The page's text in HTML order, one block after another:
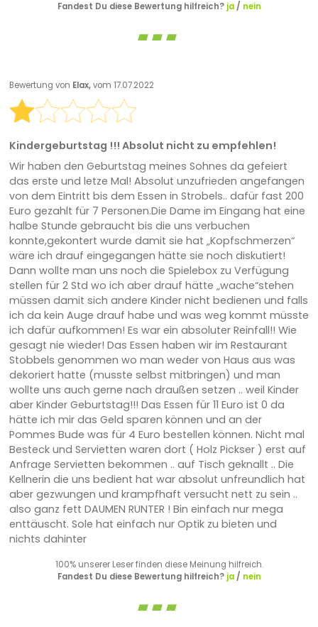
Fandest Du diese Bewertung hilfreich? ja/ nein
Bewertung von Elax,vom 17.07.2022
Kindergeburtstag !!! Absolut nicht zu empfehlen!
Wir haben den Geburtstag meines Sohnes da gefeiert
das erste und letze Mal! Absolut unzufrieden angefangen
von dem Eintritt bis dem Essen in Strobels.. dafür fast 200
Euro gezahlt für 7 Personen.Die Dame im Eingang hat eine
halbe Stunde gebraucht bis die uns verbuchen
konnte,gekontert wurde damit sie hat „Kopfschmerzen“
wäre ich drauf eingegangen hätte sie noch diskutiert!
Dann wollte man uns noch die Spielebox zu Verfügung
stellen für 2 Std wo ich aber drauf hätte „wache“stehen
müssen damit sich andere Kinder nicht bedienen und falls
ich da kein Auge drauf habe und was weg kommt müsste
ich dafür aufkommen! Es war ein absoluter Reinfall!! Wie
gesagt nie wieder! Das Essen haben wir im Restaurant
Stobbels genommen wo man weder von Haus aus was
dekoriert hatte (musste selbst mitbringen) und man
wollte uns auch gerne nach draußen setzen .. weil Kinder
aber Kinder Geburtstag!!! Das Essen für 11 Euro ist 0 da
hätte ich mir das Geld sparen können und an der
Pommes Bude was für 4 Euro bestellen können. Nicht mal
Besteck und Servietten waren dort ( Holz Pickser ) erst auf
Anfrage Servietten bekommen .. auf Tisch geknallt .. Die
Kellnerin die uns bedient hat war absolut unfreundlich hat
aber gezwungen und krampfhaft versucht nett zu sein ..
also ganz fett DAUMEN RUNTER ! Bin einfach nur mega
enttäuscht. Sole hat einfach nur Optik zu bieten und
nichts dahinter
100% unserer Leser finden diese Meinung hilfreich.
Fandest Du diese Bewertung hilfreich? ja/ nein